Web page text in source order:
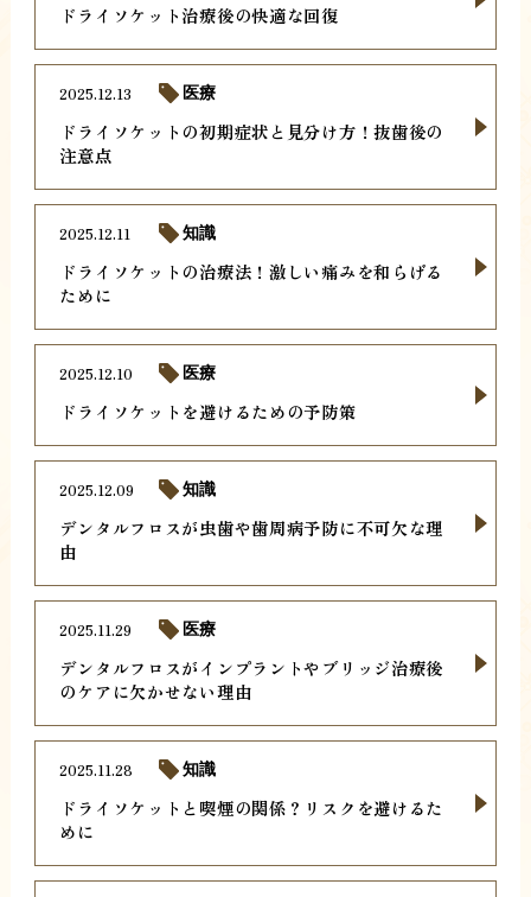
ドライソケット治療後の快適な回復
ドライソケットの初期症状と見分け方！抜歯後の
注意点
2025.12.13 医療
ドライソケットの治療法！激しい痛みを和らげる
ために
2025.12.11 知識
ドライソケットを避けるための予防策
2025.12.10 医療
デンタルフロスが虫歯や歯周病予防に不可欠な理
由
2025.12.09 知識
デンタルフロスがインプラントやブリッジ治療後
のケアに欠かせない理由
2025.11.29 医療
ドライソケットと喫煙の関係？リスクを避けるた
めに
2025.11.28 知識